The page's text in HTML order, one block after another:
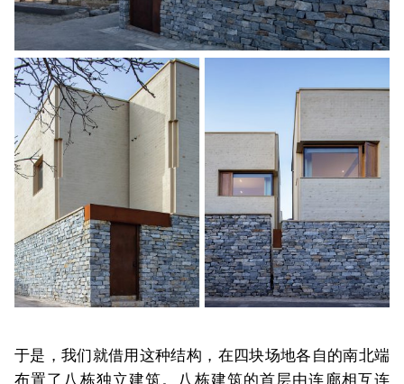
于是，我们就借用这种结构，在四块场地各自的南北端
布置了八栋独立建筑。八栋建筑的首层由连廊相互连